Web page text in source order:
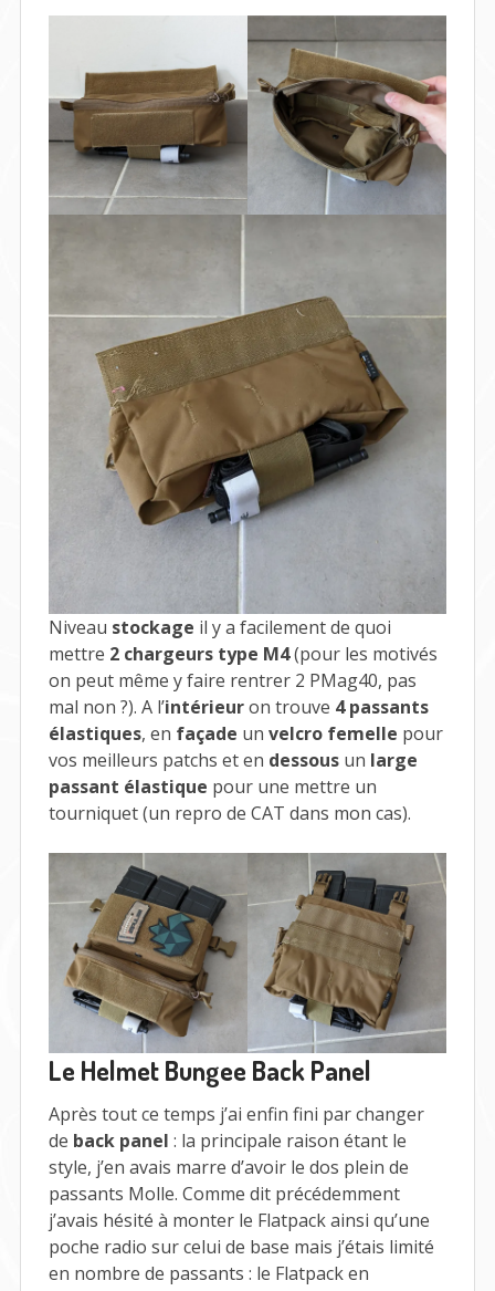
Niveau stockage il y a facilement de quoi
mettre 2 chargeurs type M4(pour les motivés
on peut même y faire rentrer 2 PMag40, pas
mal non ?). A l’intérieuron trouve 4 passants
élastiques, en façade un velcro femelle pour
vos meilleurs patchs et en dessous un large
passant élastique pour une mettre un
tourniquet (un repro de CAT dans mon cas).
Le Helmet Bungee Back Panel
Après tout ce temps j’ai enfin fini par changer
de back panel : la principale raison étant le
style, j’en avais marre d’avoir le dos plein de
passants Molle. Comme dit précédemment
j’avais hésité à monter le Flatpack ainsi qu’une
poche radio sur celui de base mais j’étais limité
en nombre de passants : le Flatpack en